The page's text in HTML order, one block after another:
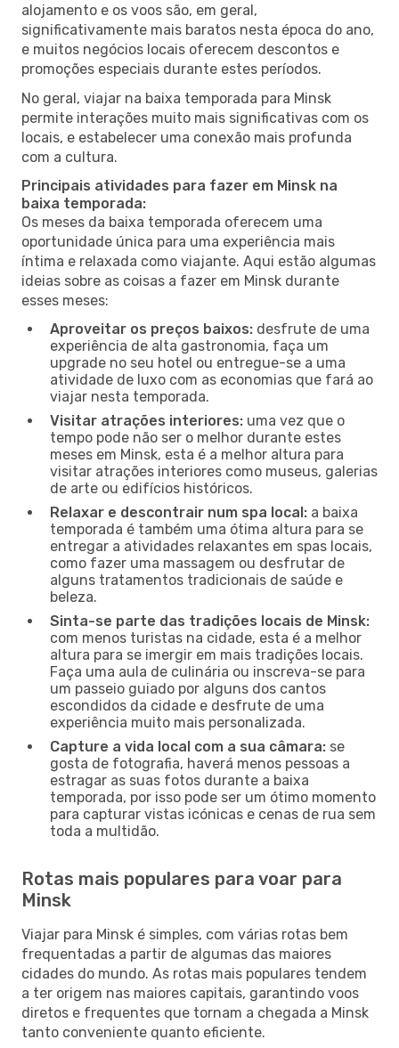
alojamento e os voos são, em geral,
significativamente mais baratos nesta época do ano,
e muitos negócios locais oferecem descontos e
promoções especiais durante estes períodos.
No geral, viajar na baixa temporada para Minsk
permite interações muito mais significativas com os
locais, e estabelecer uma conexão mais profunda
com a cultura.
Principais atividades para fazer em Minsk na
baixa temporada:
Os meses da baixa temporada oferecem uma
oportunidade única para uma experiência mais
íntima e relaxada como viajante. Aqui estão algumas
ideias sobre as coisas a fazer em Minsk durante
esses meses:
Aproveitar os preços baixos: desfrute de uma
experiência de alta gastronomia, faça um
upgrade no seu hotel ou entregue-se a uma
atividade de luxo com as economias que fará ao
viajar nesta temporada.
Visitar atrações interiores: uma vez que o
tempo pode não ser o melhor durante estes
meses em Minsk, esta é a melhor altura para
visitar atrações interiores como museus, galerias
de arte ou edifícios históricos.
Relaxar e descontrair num spa local: a baixa
temporada é também uma ótima altura para se
entregar a atividades relaxantes em spas locais,
como fazer uma massagem ou desfrutar de
alguns tratamentos tradicionais de saúde e
beleza.
Sinta-se parte das tradições locais de Minsk:
com menos turistas na cidade, esta é a melhor
altura para se imergir em mais tradições locais.
Faça uma aula de culinária ou inscreva-se para
um passeio guiado por alguns dos cantos
escondidos da cidade e desfrute de uma
experiência muito mais personalizada.
Capture a vida local com a sua câmara: se
gosta de fotografia, haverá menos pessoas a
estragar as suas fotos durante a baixa
temporada, por isso pode ser um ótimo momento
para capturar vistas icónicas e cenas de rua sem
toda a multidão.
Rotas mais populares para voar para
Minsk
Viajar para Minsk é simples, com várias rotas bem
frequentadas a partir de algumas das maiores
cidades do mundo. As rotas mais populares tendem
a ter origem nas maiores capitais, garantindo voos
diretos e frequentes que tornam a chegada a Minsk
tanto conveniente quanto eficiente.